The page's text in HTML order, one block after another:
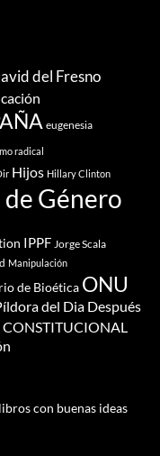
del Fresno
eugenesia
radical
Hijos Hillary Clinton
Género
IPPF Jorge Scala
Manipulación
de Bioética ONU
del Dia Después